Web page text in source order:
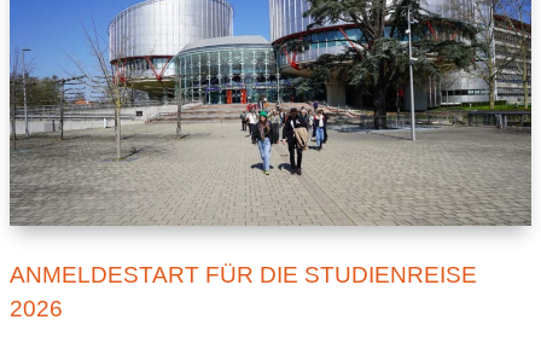
ANMELDESTART FÜR DIE STUDIENREISE
2026